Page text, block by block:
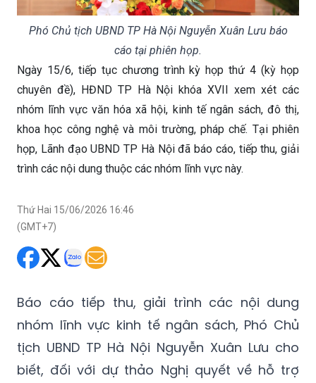
Phó Chủ tịch UBND TP Hà Nội Nguyễn Xuân Lưu báo
cáo tại phiên họp.
Ngày 15/6, tiếp tục chương trình kỳ họp thứ 4 (kỳ họp
chuyên đề), HĐND TP Hà Nội khóa XVII xem xét các
nhóm lĩnh vực văn hóa xã hội, kinh tế ngân sách, đô thị,
khoa học công nghệ và môi trường, pháp chế. Tại phiên
họp, Lãnh đạo UBND TP Hà Nội đã báo cáo, tiếp thu, giải
trình các nội dung thuộc các nhóm lĩnh vực này.
Thứ Hai 15/06/2026 16:46
(GMT+7)
Báo cáo tiếp thu, giải trình các nội dung
nhóm lĩnh vực kinh tế ngân sách, Phó Chủ
tịch UBND TP Hà Nội Nguyễn Xuân Lưu cho
biết, đối với dự thảo Nghị quyết về hỗ trợ